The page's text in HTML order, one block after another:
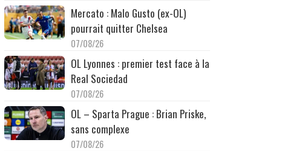
Mercato : Malo Gusto (ex-OL)
pourrait quitter Chelsea
07/08/26
OL Lyonnes : premier test face à la
Real Sociedad
07/08/26
OL – Sparta Prague : Brian Priske,
sans complexe
07/08/26